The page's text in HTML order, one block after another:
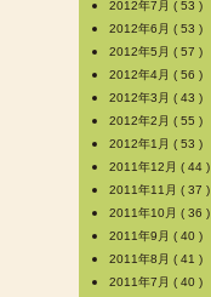
2012年7月 ( 53 )
2012年6月 ( 53 )
2012年5月 ( 57 )
2012年4月 ( 56 )
2012年3月 ( 43 )
2012年2月 ( 55 )
2012年1月 ( 53 )
2011年12月 ( 44 )
2011年11月 ( 37 )
2011年10月 ( 36 )
2011年9月 ( 40 )
2011年8月 ( 41 )
2011年7月 ( 40 )